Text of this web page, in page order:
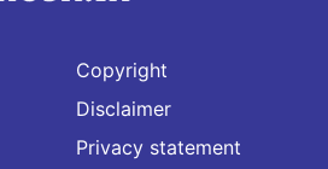
Copyright
Disclaimer
Privacy statement